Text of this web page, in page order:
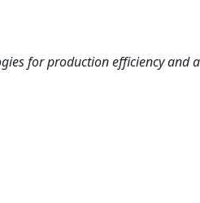
for production efficiency and